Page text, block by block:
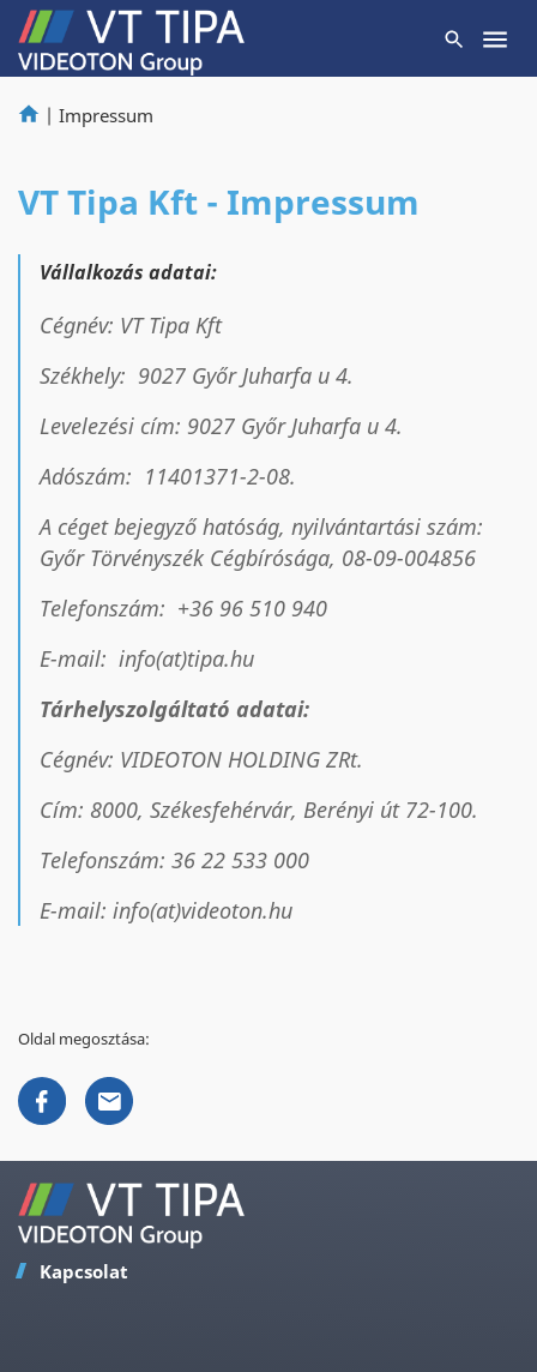
| Impressum
VT Tipa Kft - Impressum
Vállalkozás adatai:
Cégnév: VT Tipa Kft
Székhely: 9027 Győr Juharfa u 4.
Levelezési cím: 9027 Győr Juharfa u 4.
Adószám: 11401371-2-08.
A céget bejegyző hatóság, nyilvántartási szám:
Győr Törvényszék Cégbírósága, 08-09-004856
Telefonszám: +36 96 510 940
E-mail: info(at)tipa.hu
Tárhelyszolgáltató adatai:
Cégnév: VIDEOTON HOLDING ZRt.
Cím: 8000, Székesfehérvár, Berényi út 72-100.
Telefonszám: 36 22 533 000
E-mail: info(at)videoton.hu
Oldal megosztása:
Kapcsolat